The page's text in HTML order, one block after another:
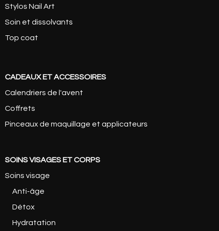
Stylos Nail Art
Soin et dissolvants
Top coat
CADEAUX ET ACCESSOIRES
Calendriers de l'avent
Coffrets
Pinceaux de maquillage et applicateurs
SOINS VISAGES ET CORPS
Soins visage
Anti-âge
Détox
Hydratation